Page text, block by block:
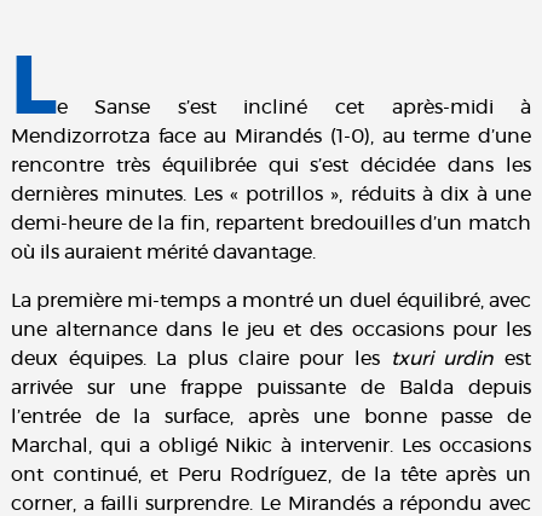
Le Sanse s’est incliné cet après-midi à
Mendizorrotza face au Mirandés (1-0), au terme d’une
rencontre très équilibrée qui s’est décidée dans les
dernières minutes. Les « potrillos », réduits à dix à une
demi-heure de la fin, repartent bredouilles d’un match
où ils auraient mérité davantage.
La première mi-temps a montré un duel équilibré, avec
une alternance dans le jeu et des occasions pour les
deux équipes. La plus claire pour les
txuri urdin est
arrivée sur une frappe puissante de Balda depuis
l’entrée de la surface, après une bonne passe de
Marchal, qui a obligé Nikic à intervenir. Les occasions
ont continué, et Peru Rodríguez, de la tête après un
corner, a failli surprendre. Le Mirandés a répondu avec